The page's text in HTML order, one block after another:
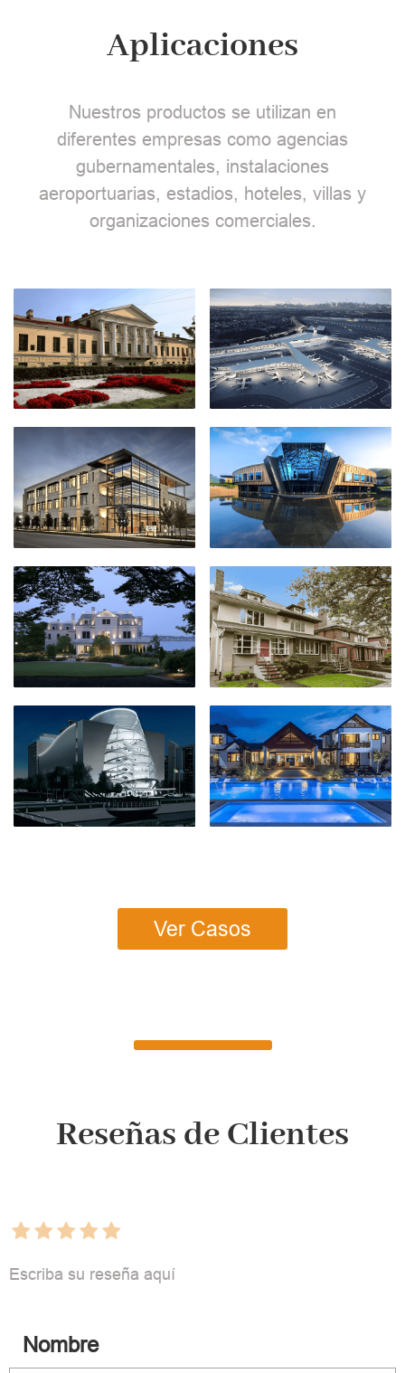
Aplicaciones
Nuestros productos se utilizan en
diferentes empresas como agencias
gubernamentales, instalaciones
aeroportuarias, estadios, hoteles, villas y
organizaciones comerciales.
Ver Casos
Reseñas de Clientes
Escriba su reseña aquí
Nombre